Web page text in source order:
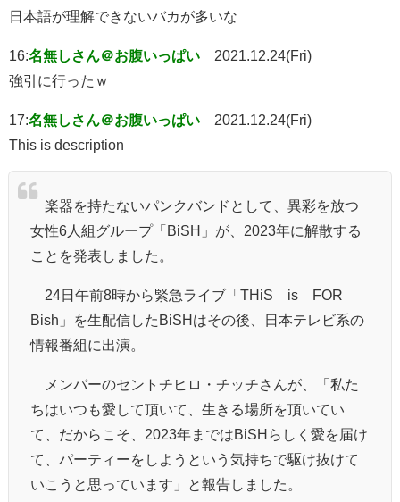
日本語が理解できないバカが多いな
16:名無しさん＠お腹いっぱい
2021.12.24(Fri)
強引に行ったｗ
17:名無しさん＠お腹いっぱい
2021.12.24(Fri)
This is description
楽器を持たないパンクバンドとして、異彩を放つ
女性6人組グループ「BiSH」が、2023年に解散する
ことを発表しました。
24日午前8時から緊急ライブ「THiS is FOR
Bish」を生配信したBiSHはその後、日本テレビ系の
情報番組に出演。
メンバーのセントチヒロ・チッチさんが、「私た
ちはいつも愛して頂いて、生きる場所を頂いてい
て、だからこそ、2023年まではBiSHらしく愛を届け
て、パーティーをしようという気持ちで駆け抜けて
いこうと思っています」と報告しました。